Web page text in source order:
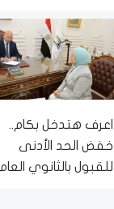
اعرف هتدخل بكام..
خفض الحد الأدنى
للقبول بالثانوي العام